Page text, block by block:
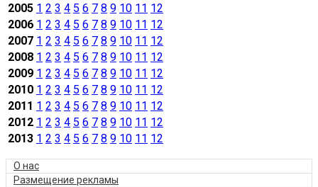
2005 1 2 3 4 5 6 7 8 9 10 11 12
2006 1 2 3 4 5 6 7 8 9 10 11 12
2007 1 2 3 4 5 6 7 8 9 10 11 12
2008 1 2 3 4 5 6 7 8 9 10 11 12
2009 1 2 3 4 5 6 7 8 9 10 11 12
2010 1 2 3 4 5 6 7 8 9 10 11 12
2011 1 2 3 4 5 6 7 8 9 10 11 12
2012 1 2 3 4 5 6 7 8 9 10 11 12
2013 1 2 3 4 5 6 7 8 9 10 11 12
О нас
Размещение рекламы